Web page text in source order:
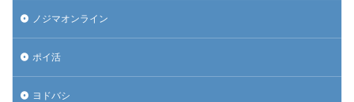
ノジマオンライン
ポイ活
ヨドバシ